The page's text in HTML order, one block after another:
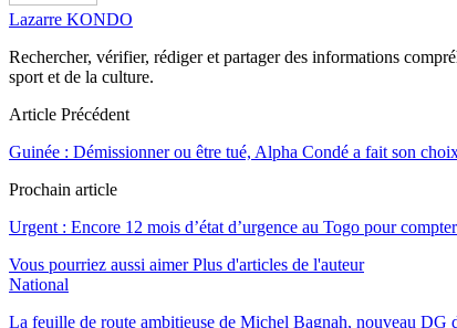
Lazarre KONDO
Rechercher, vérifier, rédiger et partager des informations
sport et de la culture.
Article Précédent
Guinée : Démissionner ou être tué, Alpha Condé a fait son
Prochain article
Urgent : Encore 12 mois d’état d’urgence au Togo pour
Vous pourriez aussi aimer Plus d'articles de l'auteur
National
La feuille de route ambitieuse de Michel Bagnah, nouveau DG